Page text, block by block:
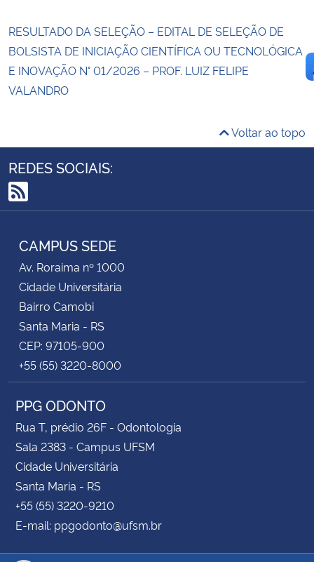
RESULTADO DA SELEÇÃO – EDITAL DE SELEÇÃO DE
BOLSISTA DE INICIAÇÃO CIENTÍFICA OU TECNOLÓGICA
E INOVAÇÃO N° 01/2026 – PROF. LUIZ FELIPE
VALANDRO
Voltar ao topo
REDES SOCIAIS:
RSS
CAMPUS SEDE
Av. Roraima nº 1000
Cidade Universitária
Bairro Camobi
Santa Maria - RS
CEP: 97105-900
+55 (55) 3220-8000
PPG ODONTO
Rua T, prédio 26F - Odontologia
Sala 2383 - Campus UFSM
Cidade Universitária
Santa Maria - RS
+55 (55) 3220-9210
E-mail: ppgodonto@ufsm.br